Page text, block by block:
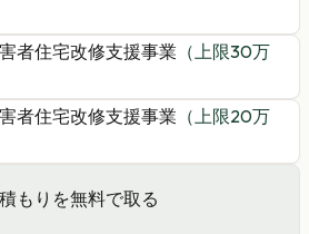
者住宅改修支援事業 （上限30万
者住宅改修支援事業 （上限20万
もりを無料で取る